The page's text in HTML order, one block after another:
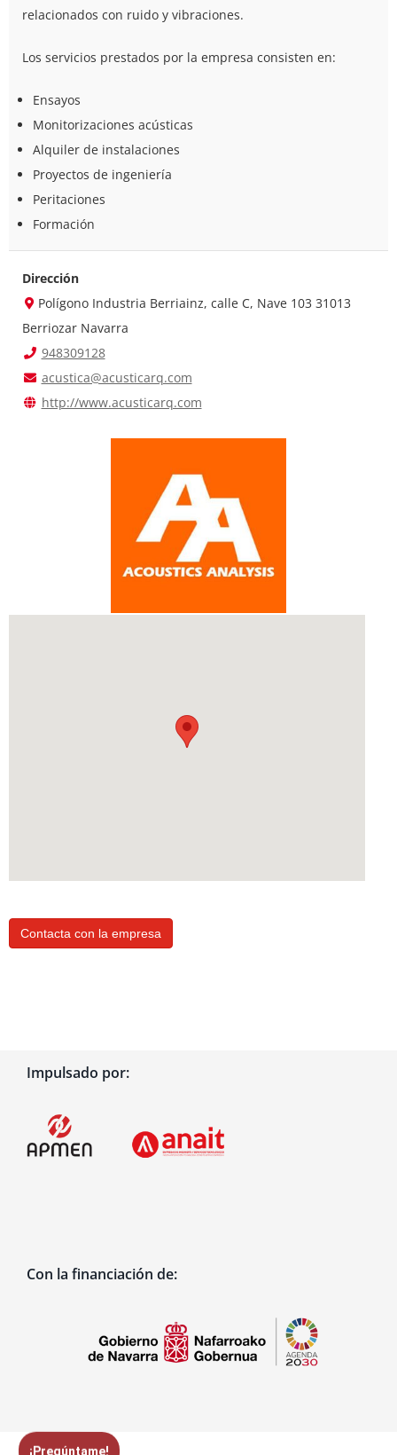
relacionados con ruido y vibraciones.
Los servicios prestados por la empresa consisten en:
Ensayos
Monitorizaciones acústicas
Alquiler de instalaciones
Proyectos de ingeniería
Peritaciones
Formación
Dirección
Polígono Industria Berriainz, calle C, Nave 103 31013
Berriozar Navarra
948309128
acustica@acusticarq.com
http://www.acusticarq.com
Contacta con la empresa
Impulsado por:
Con la financiación de:
¡Pregúntame!